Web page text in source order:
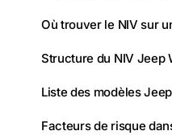
Où trouver le NIV sur
Structure du NIV Jeep
Liste des modèles Jeep
Facteurs de risque